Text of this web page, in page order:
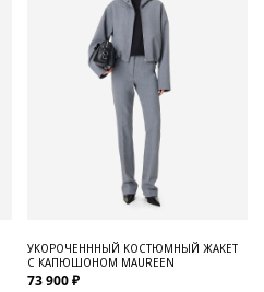
УКОРОЧЕНННЫЙ КОСТЮМНЫЙ ЖАКЕТ
С КАПЮШОНОМ MAUREEN
73 900 ₽